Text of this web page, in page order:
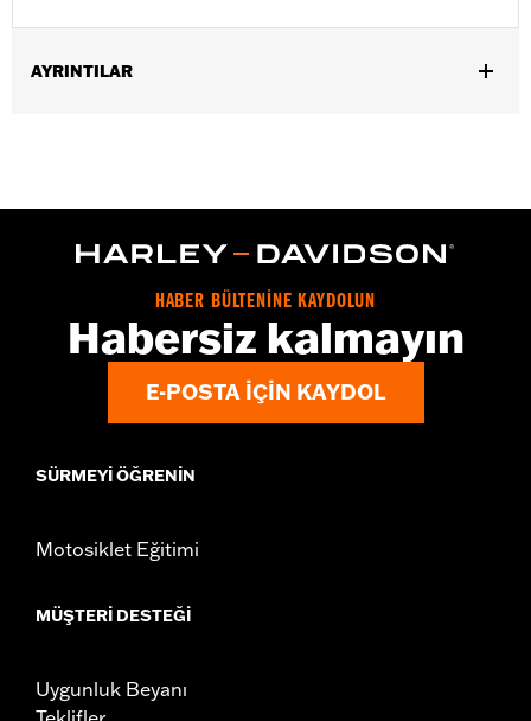
AYRINTILAR
Origin:Imported
HABER BÜLTENİNE KAYDOLUN
Habersiz kalmayın
E-POSTA IÇIN KAYDOL
SÜRMEYI ÖĞRENIN
Motosiklet Eğitimi
MÜŞTERI DESTEĞI
Uygunluk Beyanı